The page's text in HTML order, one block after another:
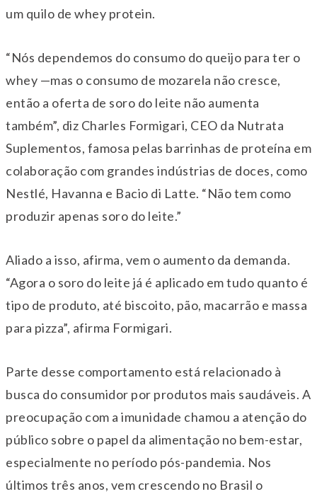
um quilo de whey protein.
“Nós dependemos do consumo do queijo para ter o
whey —mas o consumo de mozarela não cresce,
então a oferta de soro do leite não aumenta
também”, diz Charles Formigari, CEO da Nutrata
Suplementos, famosa pelas barrinhas de proteína em
colaboração com grandes indústrias de doces, como
Nestlé, Havanna e Bacio di Latte. “Não tem como
produzir apenas soro do leite.”
Aliado a isso, afirma, vem o aumento da demanda.
“Agora o soro do leite já é aplicado em tudo quanto é
tipo de produto, até biscoito, pão, macarrão e massa
para pizza”, afirma Formigari.
Parte desse comportamento está relacionado à
busca do consumidor por produtos mais saudáveis. A
preocupação com a imunidade chamou a atenção do
público sobre o papel da alimentação no bem-estar,
especialmente no período pós-pandemia. Nos
últimos três anos, vem crescendo no Brasil o